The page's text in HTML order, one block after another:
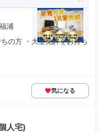
浦
の方 ・大型免許をお持ち
気になる
人宅)